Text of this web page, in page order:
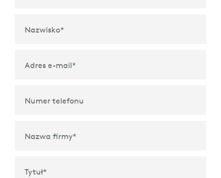
Nazwisko*
Adres e-mail*
Numer telefonu
Nazwa firmy*
Tytuł*